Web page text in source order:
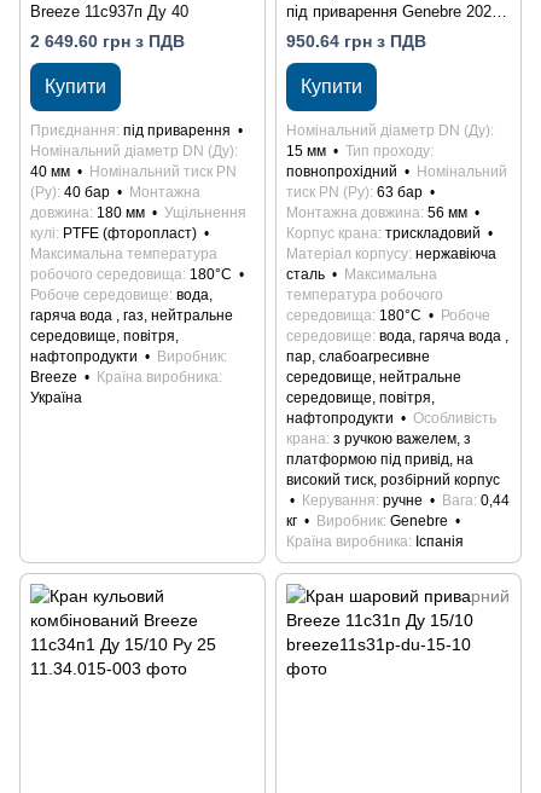
Breeze 11с937п Ду 40
2 649.60 грн з ПДВ
Купити
Приєднання під приварення
Номінальний діаметр DN (Ду)
40 мм
Номінальний тиск PN
(Ру) 40 бар
Монтажна
довжина 180 мм
Ущільнення
кулі PTFE (фторопласт)
Максимальна температура
робочого середовища 180°С
Робоче середовище вода,
гаряча вода , газ, нейтральне
середовище, повітря,
нафтопродукти
Виробник
Breeze
Країна виробника
Україна
під приварення Genebre 2026
Ду 15
950.64 грн з ПДВ
Купити
Номінальний діаметр DN (Ду)
15 мм
Тип проходу
повнопрохідний
Номінальний
тиск PN (Ру) 63 бар
Монтажна довжина 56 мм
Корпус крана трискладовий
Матеріал корпусу нержавіюча
сталь
Максимальна
температура робочого
середовища 180°С
Робоче
середовище вода, гаряча вода ,
пар, слабоагресивне
середовище, нейтральне
середовище, повітря,
нафтопродукти
Особливість
крана з ручкою важелем, з
платформою під привід, на
високий тиск, розбірний корпус
Керування ручне Вага 0,44
кг
Виробник Genebre
Країна виробника Іспанія